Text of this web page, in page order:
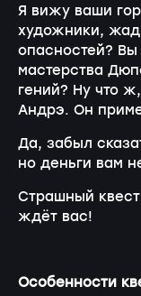
Я вижу ваши
художники,
опасностей? Вы
мастерства
гений? Ну что
Андрэ. Он
Да, забыл
но деньги вам
Страшный
ждёт вас!
Особенности